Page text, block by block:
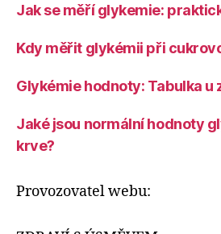
Jak se měří glykemie:
Kdy měřit glykémii při
Glykémie hodnoty: Tabulka u
Jaké jsou normální hodnoty
krve?
Provozovatel webu: